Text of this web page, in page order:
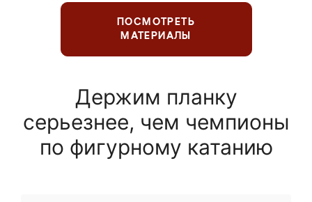
ПОСМОТРЕТЬ
МАТЕРИАЛЫ
Держим планку
серьезнее, чем чемпионы
по фигурному катанию